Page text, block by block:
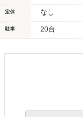
定休 なし
駐車 20台